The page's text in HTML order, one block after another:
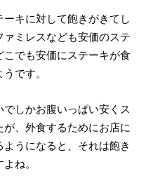
キに対して飽きがきてし
ミレスなども安価のステ
でも安価にステーキが食
です。
しかお腹いっぱい安くス
、外食するためにお店に
うになると、それは飽き
ね。